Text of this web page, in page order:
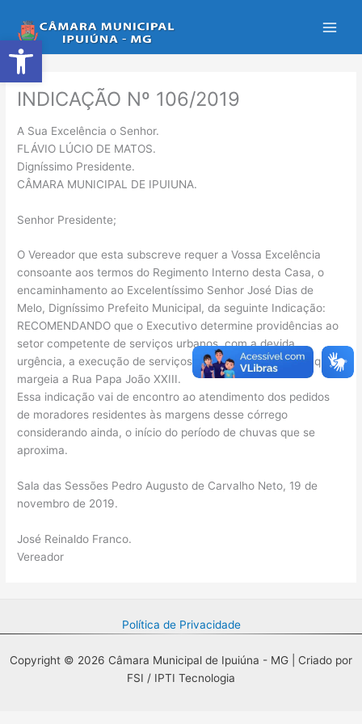
Abrir a barra de ferramentas
para
o
conteúdo
INDICAÇÃO Nº 106/2019
A Sua Excelência o Senhor.
FLÁVIO LÚCIO DE MATOS.
Digníssimo Presidente.
CÂMARA MUNICIPAL DE IPUIUNA.
Senhor Presidente;
O Vereador que esta subscreve requer a Vossa Excelência
consoante aos termos do Regimento Interno desta Casa, o
encaminhamento ao Excelentíssimo Senhor José Dias de
Melo, Digníssimo Prefeito Municipal, da seguinte Indicação:
RECOMENDANDO que o Executivo determine providências ao
setor competente de serviços urbanos, com a devida
urgência, a execução de serviços de limpeza do córrego que
margeia a Rua Papa João XXIII.
Essa indicação vai de encontro ao atendimento dos pedidos
de moradores residentes às margens desse córrego
considerando ainda, o início do período de chuvas que se
aproxima.
Sala das Sessões Pedro Augusto de Carvalho Neto, 19 de
novembro de 2019.
José Reinaldo Franco.
Vereador
Política de Privacidade
Copyright © 2026 Câmara Municipal de Ipuiúna - MG | Criado por
FSI / IPTI Tecnologia